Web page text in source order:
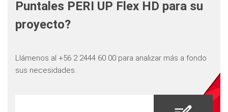
Puntales PERI UP Flex HD para su
proyecto?
Llámenos al +56 2 2444 60 00 para analizar más a fondo
sus necesidades.